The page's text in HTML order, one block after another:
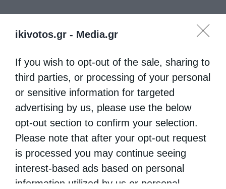
ikivotos.gr - Media.gr
If you wish to opt-out of the sale, sharing to
third parties, or processing of your personal
or sensitive information for targeted
advertising by us, please use the below
opt-out section to confirm your selection.
Please note that after your opt-out request
is processed you may continue seeing
interest-based ads based on personal
information utilized by us or personal